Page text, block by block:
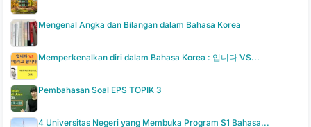
Mengenal Angka dan Bilangan dalam Bahasa Korea
Memperkenalkan diri dalam Bahasa Korea : 입니다 VS...
Pembahasan Soal EPS TOPIK 3
4 Universitas Negeri yang Membuka Program S1 Bahasa...